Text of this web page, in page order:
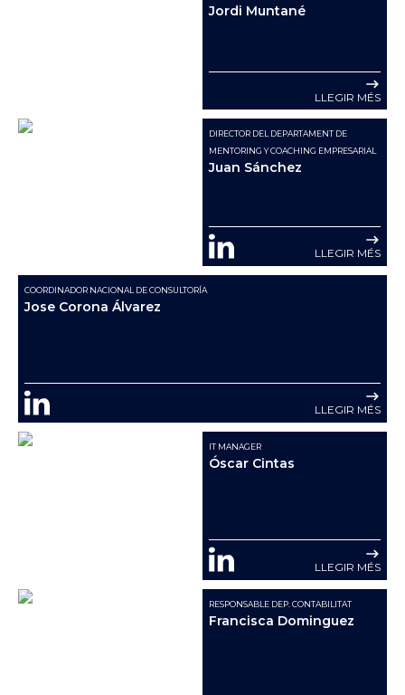
Jordi Muntané
LLEGIR MÉS
DIRECTOR DEL DEPARTAMENT DE
MENTORING Y COACHING EMPRESARIAL
Juan Sánchez
LLEGIR MÉS
COORDINADOR NACIONAL DE CONSULTORÍA
Jose Corona Álvarez
LLEGIR MÉS
IT MANAGER
Óscar Cintas
LLEGIR MÉS
RESPONSABLE DEP. CONTABILITAT
Francisca Dominguez